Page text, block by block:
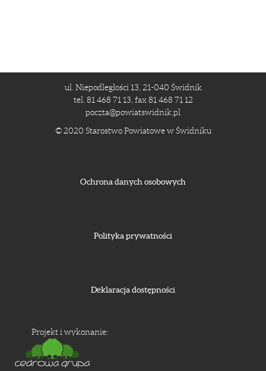
ul. Niepodległości 13, 21-040 Świdnik
tel. 81 468 71 13, fax 81 468 71 12
poczta@powiatswidnik.pl
© 2020 Starostwo Powiatowe w Świdniku
Ochrona danych osobowych
Polityka prywatności
Deklaracja dostępności
Projekt i wykonanie: